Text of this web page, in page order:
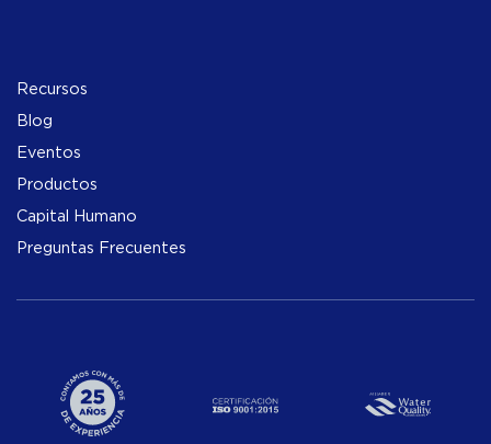
Recursos
Blog
Eventos
Productos
Capital Humano
Preguntas Frecuentes